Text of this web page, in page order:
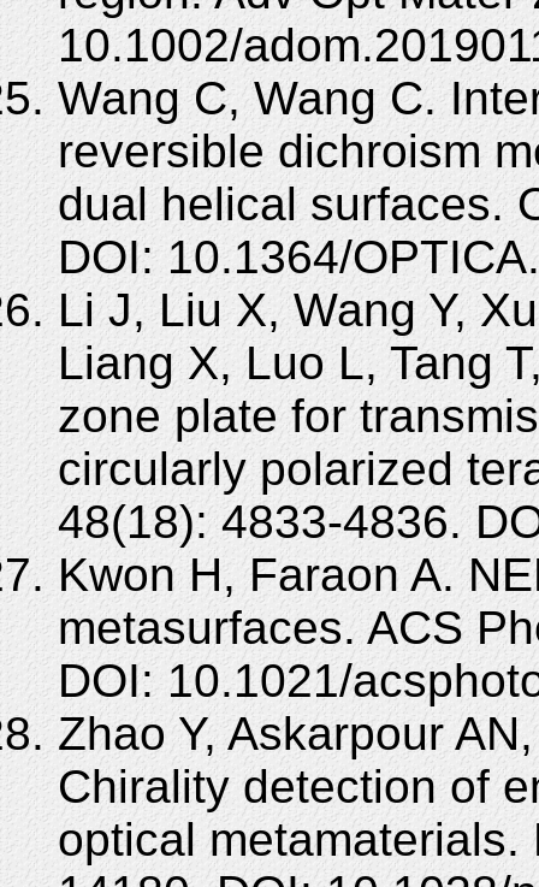
10.1002/
Wang C, Wang C.
reversible dichroism
dual helical surfaces.
DOI: 10.1364/
Li J, Liu X, Wang Y,
Liang X, Luo L, Tang
zone plate for
circularly polarized
48(18): 4833-4836.
Kwon H, Faraon A.
metasurfaces. ACS
DOI: 10.1021/
Zhao Y, Askarpour
Chirality detection of
optical